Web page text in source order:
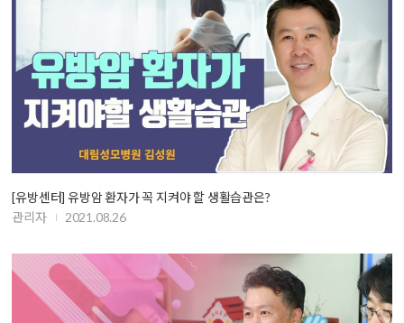
[유방센터] 유방암 환자가 꼭 지켜야 할 생활습관은?
관리자
2021.08.26